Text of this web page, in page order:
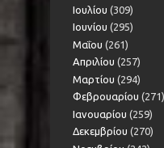
Ιουλίου (309)
Ιουνίου (295)
Μαΐου (261)
Απριλίου (257)
Μαρτίου (294)
Φεβρουαρίου (271)
Ιανουαρίου (259)
Δεκεμβρίου (270)